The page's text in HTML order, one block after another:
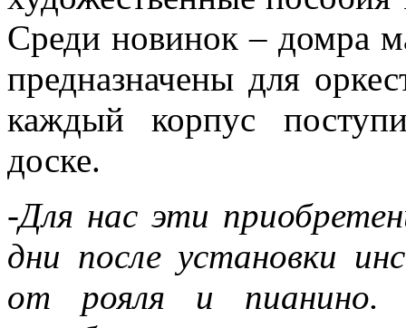
Среди новинок – домра
предназначены для
каждый корпус
доске.
-Для нас эти
дни после установки
от рояля и пианино.